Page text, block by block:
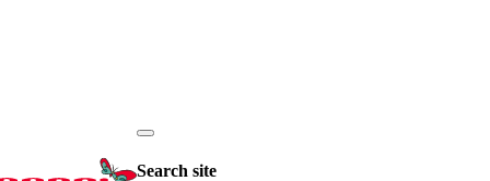
Search site